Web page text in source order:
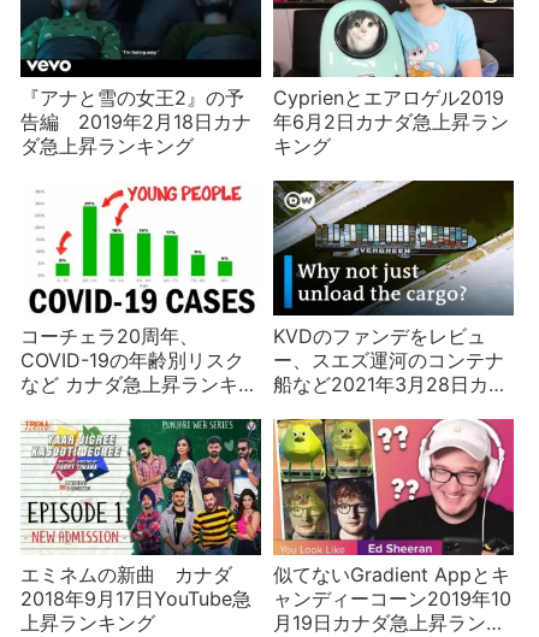
『アナと雪の女王2』の予
告編 2019年2月18日カナ
ダ急上昇ランキング
Cyprienとエアロゲル2019
年6月2日カナダ急上昇ラン
キング
コーチェラ20周年、
COVID-19の年齢別リスク
など カナダ急上昇ランキン
KVDのファンデをレビュ
ー、スエズ運河のコンテナ
船など2021年3月28日カナ
エミネムの新曲 カナダ
2018年9月17日YouTube急
上昇ランキング
似てないGradient Appとキ
ャンディーコーン2019年10
月19日カナダ急上昇ランキ